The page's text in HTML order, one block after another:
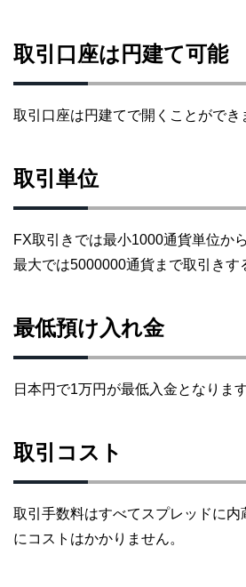
取引口座は円建て可能
取引口座は円建てで開くことができ
取引単位
FX取引きでは最小1000通貨単位か
最大では5000000通貨まで取引きす
最低預け入れ金
日本円で1万円が最低入金となります
取引コスト
取引手数料はすべてスプレッドに内
にコストはかかりません。